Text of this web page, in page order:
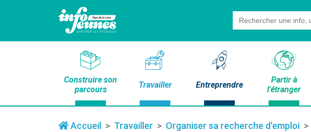
Search
for:
Construire son
parcours
Travailler Entreprendre
Partir à
l'étranger
Accueil Travailler Organiser sa recherche d'emploi